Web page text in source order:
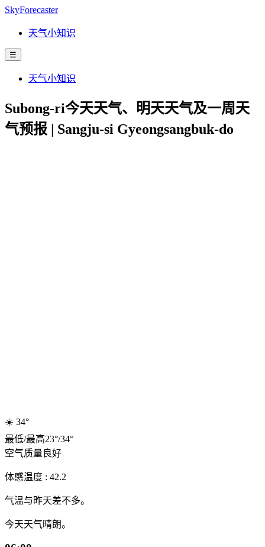
SkyForecaster
天气小知识
☰
天气小知识
Subong-ri今天天气、明天天气及一周天
气预报 | Sangju-si Gyeongsangbuk-do
☀️ 34°
最低/最高23°/34°
空气质量 良好
体感温度 : 42.2
气温与昨天差不多。
今天天气晴朗。